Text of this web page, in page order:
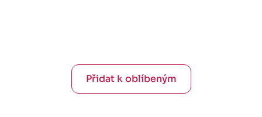
Přidat k oblíbeným